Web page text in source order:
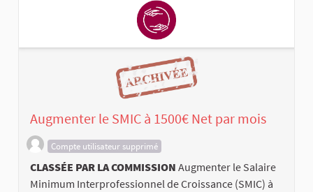
Augmenter le SMIC à 1500€ Net par mois
Compte utilisateur supprimé
CLASSÉE PAR LA COMMISSION Augmenter le Salaire
Minimum Interprofessionnel de Croissance (SMIC) à